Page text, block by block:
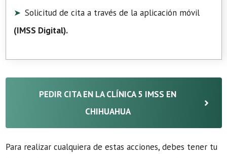
Solicitud de cita a través de la aplicación móvil
(IMSS Digital).
PEDIR CITA EN LA CLÍNICA 5 IMSS EN
CHIHUAHUA
Para realizar cualquiera de estas acciones, debes tener tu